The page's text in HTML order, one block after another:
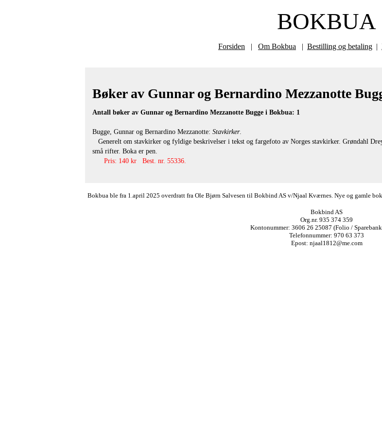
BOKBUA
Forsiden | Om Bokbua | Bestilling og betaling |
Bøker av Gunnar og Bernardino Mezzanotte
Antall bøker av Gunnar og Bernardino Mezzanotte Bugge i Bokbua: 1
Bugge, Gunnar og Bernardino Mezzanotte: Stavkirker.
Generelt om stavkirker og fyldige beskrivelser i tekst og fargefoto av Norges stavkirker. Grøndahl
små rifter. Boka er pen.
Pris: 140 kr Best. nr. 55336.
Bokbua ble fra 1.april 2025 overdratt fra Ole Bjørn Salvesen til Bokbind AS v/Njaal Kværnes. Nye og gamle
Bokbind AS
Org.nr. 935 374 359
Kontonummer: 3606 26 25087 (Folio /
Telefonnummer: 970 63 373
Epost: njaal1812@me.com